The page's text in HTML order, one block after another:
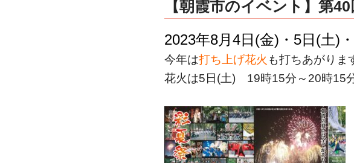
【朝霞市のイベント】第
2023年8月4日(金)・5日(土)
今年は打ち上げ花火 も打ちあがりま
花火は5日(土) 19時15分～20時15